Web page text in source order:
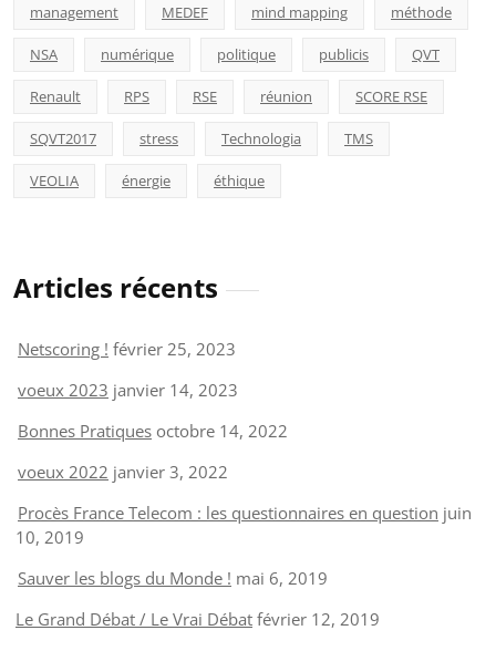
management MEDEF mind mapping méthode
NSA numérique politique publicis QVT
Renault RPS RSE réunion SCORE RSE
SQVT2017 stress Technologia TMS
VEOLIA énergie éthique
Articles récents
Netscoring ! février 25, 2023
voeux 2023 janvier 14, 2023
Bonnes Pratiques octobre 14, 2022
voeux 2022 janvier 3, 2022
Procès France Telecom : les questionnaires en question juin
10, 2019
Sauver les blogs du Monde ! mai 6, 2019
Le Grand Débat / Le Vrai Débat février 12, 2019